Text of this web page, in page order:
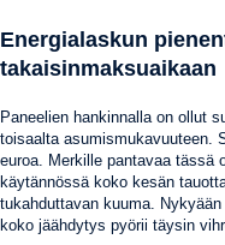
Energialaskun
takaisinmaksuaikaan
Paneelien hankinnalla on ollut
toisaalta asumismukavuuteen.
euroa. Merkille pantavaa tässä
käytännössä koko kesän
tukahduttavan kuuma.
koko jäähdytys pyörii täysin